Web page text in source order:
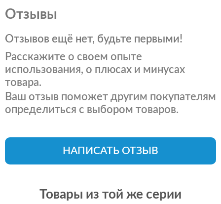
Отзывы
Отзывов ещё нет, будьте первыми!
Расскажите о своем опыте
использования, о плюсах и минусах
товара.
Ваш отзыв поможет другим покупателям
определиться с выбором товаров.
НАПИСАТЬ ОТЗЫВ
Товары из той же серии